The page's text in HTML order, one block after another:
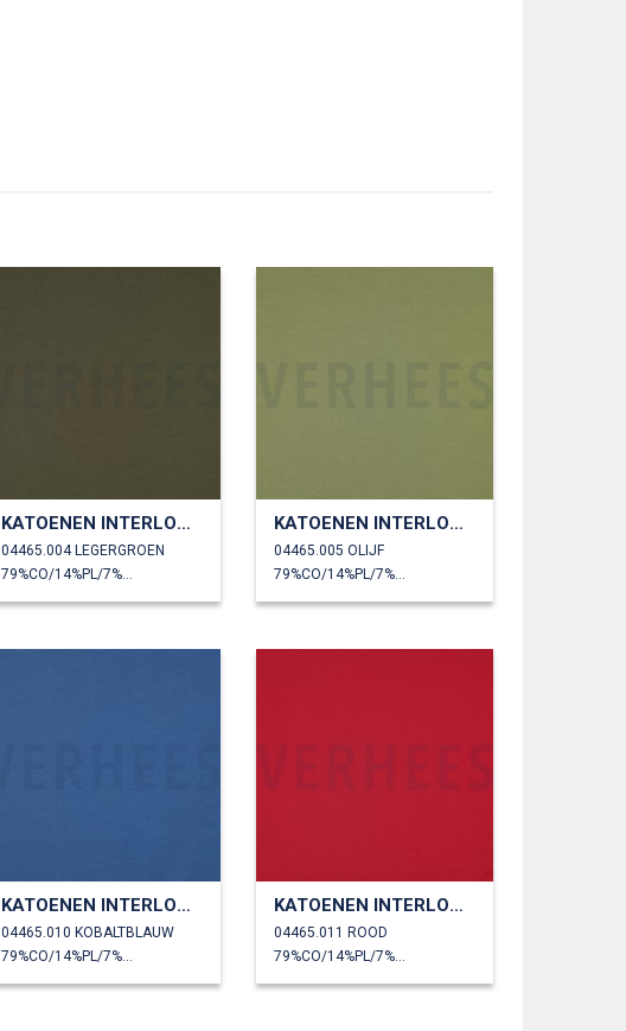
KATOENEN INTERLOCK JERSEY
04465.004 LEGERGROEN
KATOENEN INTERLOCK JERSEY
04465.005 OLIJF
KATOENEN INTERLOCK JERSEY
04465.010 KOBALTBLAUW
KATOENEN INTERLOCK JERSEY
04465.011 ROOD